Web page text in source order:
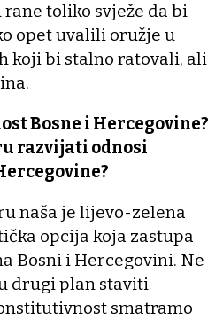
toliko svježe da bi
opet uvalili oružje u
koji bi stalno ratovali, ali
Bosne i Hercegovine?
razvijati odnosi
naša je lijevo-zelena
opcija koja zastupa
Bosni i Hercegovini. Ne
drugi plan staviti
smatramo